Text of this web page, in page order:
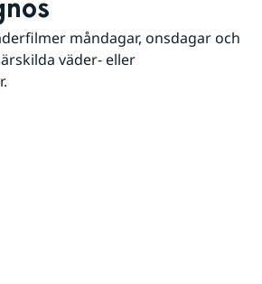
måndagar, onsdagar och
väder- eller